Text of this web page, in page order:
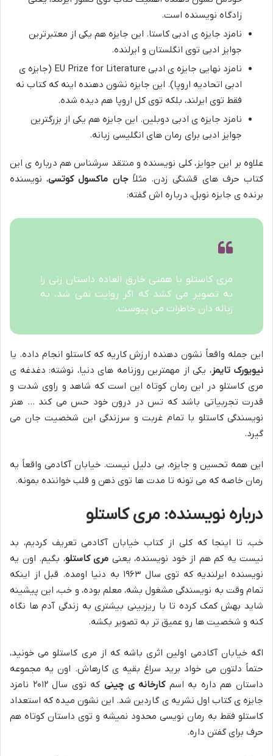
زادگاه نویسنده است.
نامزد جایزه ی ادبی کاستا. این جایزه هم یکی از معتبرترین
جوایز ادبی توی انگلستان و ایرلنده.
نامزد نهایی جایزه ی ادبی EU Prize for Literature (جایزه ی
ادبی اتحادیه اروپا). این جایزه نشون دهنده اینه که کتاب نه
فقط توی ایرلند، بلکه توی کل اروپا هم دیده شده.
نامزد جایزه ی ادبی دوبلین. این جایزه هم یکی از بزرگترین
جوایز ادبی برای رمان های انگلیسی زبانه.
علاوه بر این جوایز، کلی نویسنده و منتقد سرشناس هم درباره ی این
کتاب حرف های قشنگی زدن. مثلاًجان ماکسول کوتسی، نویسنده
برنده ی جایزه نوبل، درباره اش گفته:
مری کاستلو با همتی خارق العاده داستان زنی را
به تصویر می کشد که اگر روایت نمی شد، به
زباله دان خاطرات می پیوست.
این جمله واقعاً نشون دهنده ارزش کاریه که کاستلو انجام داده. یا
نیویورک تایمز، یکی از مهمترین روزنامه های دنیا، نوشته: دغدغه ی
مری کاستلو در این رمان کوتاه این است که شاهد و راوی شدت و
قدرت تجربیاتی باشد که تس در درون خود حس می کند … هنر
نویسندگی کاستلو با تمام غربت و سرزندگی این شخصیت جان می
گیرد.
این همه تحسین و جایزه، بی دلیل نیست. خیابان آکادمی واقعاً یه
رمان خاصه که می تونه تا مدت ها توی ذهن و قلب خواننده بمونه.
درباره نویسنده: مری کاستلو
خب، تا اینجا که کلی از کتاب خیابان آکادمی تعریف کردیم، بد
نیست یه کم هم از خود نویسنده، یعنی مری کاستلو، بگیم. اون یه
نویسنده ایرلندیه که توی سال ۱۹۶۳ به دنیا اومده. قبل از اینکه
تمام وقت به نویسندگی مشغول بشه، معلم بوده، و خب، این پیشینه
شاید بهش کمک کرده تا با ریزبینی بیشتری به زندگی آدم ها نگاه
کنه و شخصیت ها رو عمیق تر به تصویر بکشه.
اگه خیابان آکادمی اولین اثری باشه که از مری کاستلو می خونید،
حتماً دلتون می خواد برید سراغ بقیه ی کارهاش. اون یه مجموعه
داستان هم داره به اسمکارخانه ی چینی
که توی سال ۲۰۱۲ نامزد
جایزه ی کتاب اول نشریه ی گاردین شد. این نشون میده که استعداد
کاستلو فقط به رمان نویسی محدود نمیشه و توی داستان کوتاه هم
حرف برای گفتن داره.